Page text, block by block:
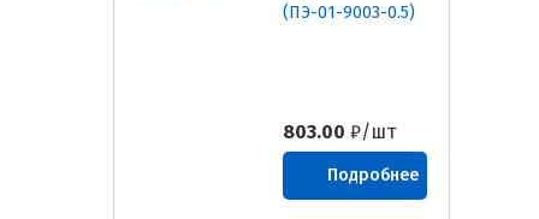
(ПЭ-01-9003-0.5)
803.00 ₽/шт
Подробнее